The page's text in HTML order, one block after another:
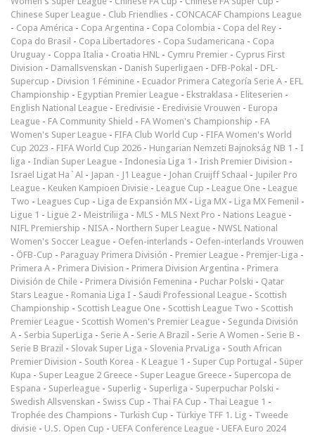
Chinese Super League - Club Friendlies - CONCACAF Champions League
- Copa América - Copa Argentina - Copa Colombia - Copa del Rey -
Copa do Brasil - Copa Libertadores - Copa Sudamericana - Copa
Uruguay - Coppa Italia - Croatia HNL - Cymru Premier - Cyprus First
Division - Damallsvenskan - Danish Superligaen - DFB-Pokal - DFL-
Supercup - Division 1 Féminine - Ecuador Primera Categoría Serie A - EFL
Championship - Egyptian Premier League - Ekstraklasa - Eliteserien -
English National League - Eredivisie - Eredivisie Vrouwen - Europa
League - FA Community Shield - FA Women's Championship - FA
Women's Super League - FIFA Club World Cup - FIFA Women's World
Cup 2023 - FIFA World Cup 2026 - Hungarian Nemzeti Bajnokság NB 1 - I
liga - Indian Super League - Indonesia Liga 1 - Irish Premier Division -
Israel Ligat Ha`Al - Japan - J1 League - Johan Cruijff Schaal - Jupiler Pro
League - Keuken Kampioen Divisie - League Cup - League One - League
Two - Leagues Cup - Liga de Expansión MX - Liga MX - Liga MX Femenil -
Ligue 1 - Ligue 2 - Meistriliiga - MLS - MLS Next Pro - Nations League -
NIFL Premiership - NISA - Northern Super League - NWSL National
Women's Soccer League - Oefen-interlands - Oefen-interlands Vrouwen
- ÖFB-Cup - Paraguay Primera División - Premier League - Premjer-Liga -
Primera A - Primera Division - Primera Division Argentina - Primera
División de Chile - Primera División Femenina - Puchar Polski - Qatar
Stars League - Romania Liga I - Saudi Professional League - Scottish
Championship - Scottish League One - Scottish League Two - Scottish
Premier League - Scottish Women's Premier League - Segunda División
A - Serbia SuperLiga - Serie A - Serie A Brazil - Serie A Women - Serie B -
Serie B Brazil - Slovak Super Liga - Slovenia PrvaLiga - South African
Premier Division - South Korea - K League 1 - Super Cup Portugal - Süper
Kupa - Super League 2 Greece - Super League Greece - Supercopa de
Espana - Superleague - Superlig - Superliga - Superpuchar Polski -
Swedish Allsvenskan - Swiss Cup - Thai FA Cup - Thai League 1 -
Trophée des Champions - Turkish Cup - Türkiye TFF 1. Lig - Tweede
divisie - U.S. Open Cup - UEFA Conference League - UEFA Euro 2024